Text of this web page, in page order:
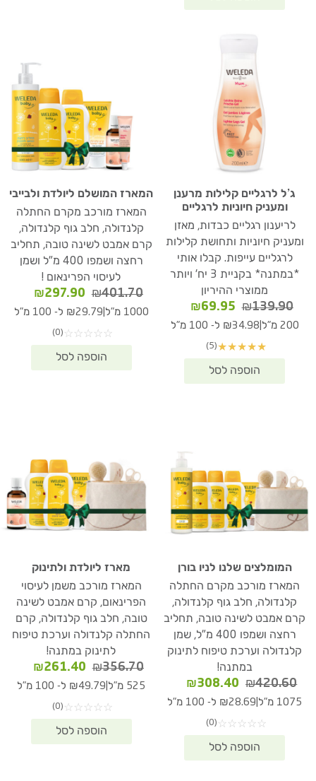
ג’ל לרגליים קלילות מרענן
ומעניק חיוניות לרגליים
לריענון רגליים כבדות, מאזן
ומעניק חיוניות ותחושת קלילות
לרגליים עייפות. קבלו אותי
*במתנה* בקניית 3 יח' ויותר
ממוצרי ההיריון
₪139.90
המחיר
המקורי
₪139.90.
₪69.95
הנוכחי
200 מ"ל ₪34.98 ל- 100 מ"ל
★
★
★
★
★
(5)
המארז המושלם ליולדת ולבייבי
המארז מורכב מקרם החתלה
קלנדולה, חלב גוף קלנדולה,
קרם אמבט לשינה טובה, תחליב
רחצה ושמפו 400 מ"ל ושמן
לעיסוי הפרינאום !
₪401.70
המחיר
המקורי
₪401.70.
₪297.90
הנוכחי
1000 מ"ל ₪29.79 ל- 100 מ"ל
☆
☆
☆
☆
☆
(0)
המומלצים שלנו לניו בורן
המארז מורכב מקרם החתלה
קלנדולה, חלב גוף קלנדולה,
קרם אמבט לשינה טובה, תחליב
רחצה ושמפו 400 מ"ל, שמן
קלנדולה וערכת טיפוח לתינוק
במתנה!
₪420.60
המחיר
המקורי
₪420.60.
₪308.40
המחיר
הנוכחי
1075 מ"ל ₪28.69 ל- 100 מ"ל
☆
☆
☆
☆
☆
(0)
מארז ליולדת ולתינוק
המארז מורכב משמן לעיסוי
הפרינאום, קרם אמבט לשינה
טובה, חלב גוף קלנדולה, קרם
החתלה קלנדולה וערכת טיפוח
לתינוק במתנה!
₪356.70
המחיר
המקורי
₪356.70.
₪261.40
הנוכחי
525 מ"ל ₪49.79 ל- 100 מ"ל
☆
☆
☆
☆
☆
(0)